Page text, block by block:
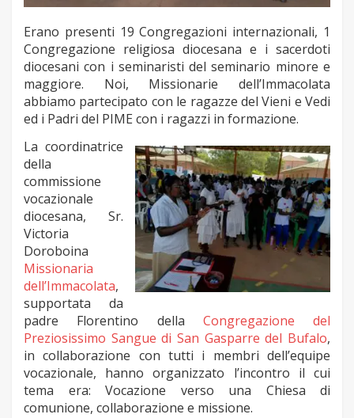
Erano presenti 19 Congregazioni internazionali, 1
Congregazione religiosa diocesana e i sacerdoti
diocesani con i seminaristi del seminario minore e
maggiore. Noi, Missionarie dell’Immacolata
abbiamo partecipato con le ragazze del Vieni e Vedi
ed i Padri del PIME con i ragazzi in formazione.
La coordinatrice
della
commissione
vocazionale
diocesana, Sr.
Victoria
Doroboina
Missionaria
dell’Immacolata,
supportata da
padre Florentino della Congregazione del
Preziosissimo Sangue di San Gasparre del Bufalo,
in collaborazione con tutti i membri dell’equipe
vocazionale, hanno organizzato l’incontro il cui
tema era: Vocazione verso una Chiesa di
comunione, collaborazione e missione.